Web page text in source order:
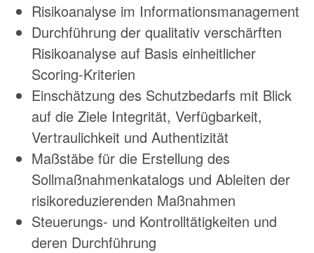
Risikoanalyse im Informationsmanagement
Durchführung der qualitativ verschärften
Risikoanalyse auf Basis einheitlicher
Scoring-Kriterien
Einschätzung des Schutzbedarfs mit Blick
auf die Ziele Integrität, Verfügbarkeit,
Vertraulichkeit und Authentizität
Maßstäbe für die Erstellung des
Sollmaßnahmenkatalogs und Ableiten der
risikoreduzierenden Maßnahmen
Steuerungs- und Kontrolltätigkeiten und
deren Durchführung